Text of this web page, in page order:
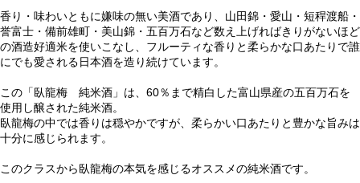
香り・味わいともに嫌味の無い美酒であり、山田錦・愛山・短稈渡船・
誉富士・備前雄町・美山錦・五百万石など数え上げればきりがないほど
の酒造好適米を使いこなし、フルーティな香りと柔らかな口あたりで誰
にでも愛される日本酒を造り続けています。
この「臥龍梅 純米酒」は、60％まで精白した富山県産の五百万石を
使用し醸された純米酒。
臥龍梅の中では香りは穏やかですが、柔らかい口あたりと豊かな旨みは
十分に感じられます。
このクラスから臥龍梅の本気を感じるオススメの純米酒です。